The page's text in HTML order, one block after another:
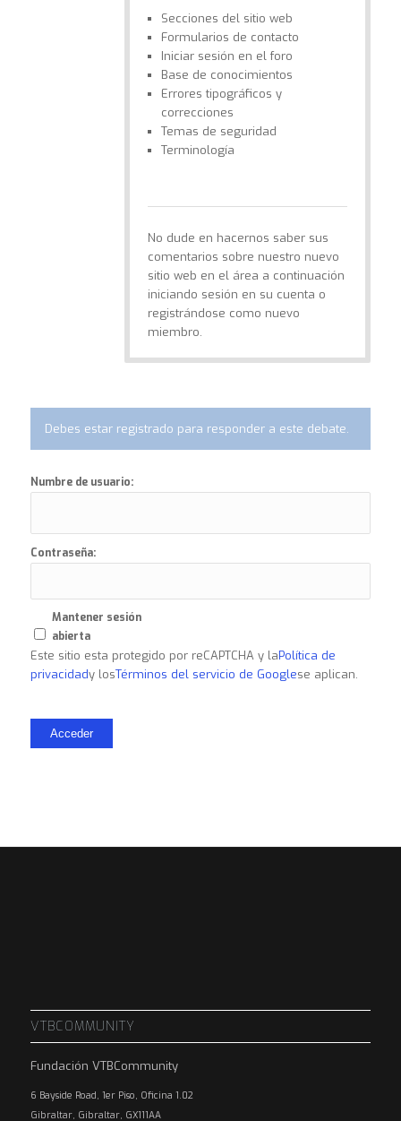
Secciones del sitio web
Formularios de contacto
Iniciar sesión en el foro
Base de conocimientos
Errores tipográficos y
correcciones
Temas de seguridad
Terminología
No dude en hacernos saber sus
comentarios sobre nuestro nuevo
sitio web en el área a continuación
iniciando sesión en su cuenta o
registrándose como nuevo
miembro.
Debes estar registrado para responder a este debate.
Numbre de usuario:
Contraseña:
Mantener sesión
abierta
Este sitio esta protegido por reCAPTCHA y laPolítica de
privacidady losTérminos del servicio de Googlese aplican.
Acceder
VTBCOMMUNITY
Fundación VTBCommunity
6 Bayside Road, 1er Piso, Oficina 1.02
Gibraltar, Gibraltar, GX111AA